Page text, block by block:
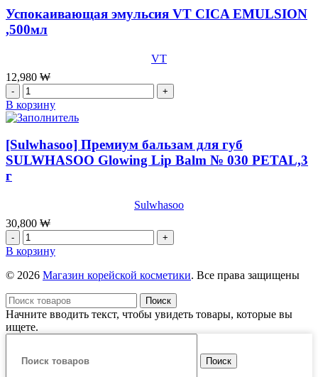
gel
mask
мл+
2
мл++2
мл
10
шт
снятия
макияжа
CLEANSING
TISSUE
VT,50шт
Успокаивающая эмульсия VT CICA EMULSION
,500мл
VT
12,980 ₩
Количество
товара
Успокаивающая
VT
CICA
EMULSION
В корзину
[Sulwhasoo] Премиум бальзам для губ
SULWHASOO Glowing Lip Balm № 030 PETAL,3
г
Sulwhasoo
30,800 ₩
Количество
товара
[Sulwhasoo]
Премиум
для
губ
SULWHASOO
Glowing
Balm
В корзину
© 2026 Магазин корейской косметики. Все права защищены
Поиск
Начните вводить текст, чтобы увидеть товары, которые вы
ищете.
Поиск